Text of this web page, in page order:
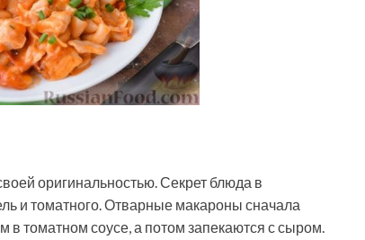
оригинальностью. Секрет блюда в
и томатного. Отварные макароны сначала
томатном соусе, а потом запекаются с сыром.